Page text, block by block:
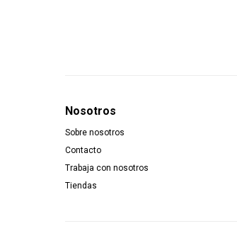
Nosotros
Sobre nosotros
Contacto
Trabaja con nosotros
Tiendas